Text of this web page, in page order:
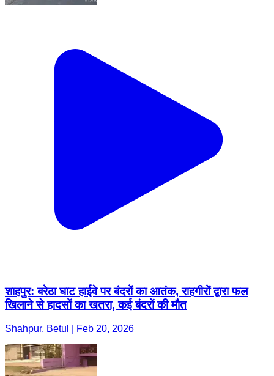
शाहपुर: बरेठा घाट हाईवे पर बंदरों का आतंक, राहगीरों द्वारा फल
खिलाने से हादसों का खतरा, कई बंदरों की मौत
Shahpur, Betul | Feb 20, 2026